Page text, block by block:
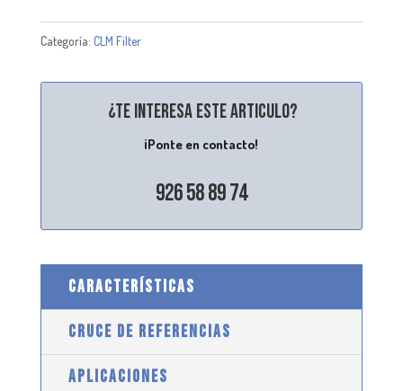
Categoría: CLM Filter
¿Te interesa este articulo?
¡Ponte en contacto!
926 58 89 74
CARACTERÍSTICAS
CRUCE DE REFERENCIAS
APLICACIONES